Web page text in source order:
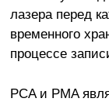
лазера перед
временного
процессе
PCA и PMA